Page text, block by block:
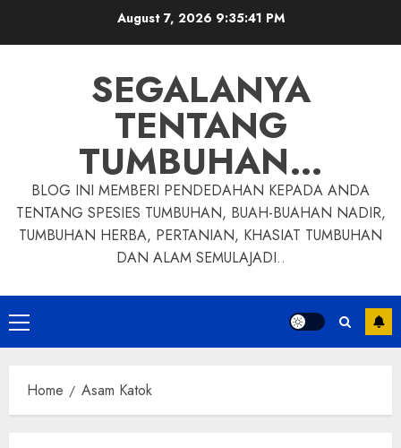
August 7, 2026 9:35:42 PM
SEGALANYA
TENTANG
TUMBUHAN…
BLOG INI MEMBERI PENDEDAHAN KEPADA ANDA
TENTANG SPESIES TUMBUHAN, BUAH-BUAHAN NADIR,
TUMBUHAN HERBA, PERTANIAN, KHASIAT TUMBUHAN
DAN ALAM SEMULAJADI..
Primary
Menu
Home Asam Katok